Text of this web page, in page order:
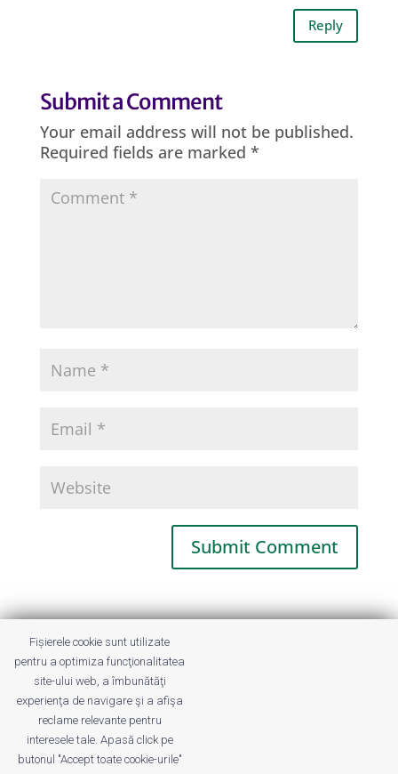
Reply
Submit a Comment
Your email address will not be published.
Required fields are marked *
This site uses Akismet to reduce spam.
Learn how your comment data is
processed.
Fișierele cookie sunt utilizate
pentru a optimiza funcţionalitatea
site-ului web, a îmbunătăţi
experienţa de navigare şi a afişa
reclame relevante pentru
interesele tale. Apasă click pe
butonul "Accept toate cookie-urile"